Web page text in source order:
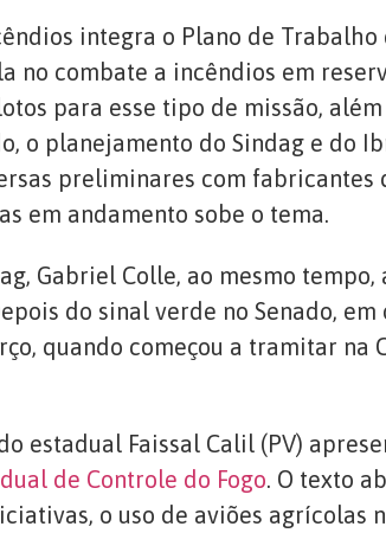
integra o Plano de
no combate a incêndios em
para esse tipo de missão,
o planejamento do Sindag e do
preliminares com
em andamento sobe o tema.
Gabriel Colle, ao mesmo
do sinal verde no Senado,
quando começou a tramitar na
estadual Faissal Calil (PV)
de Controle do Fogo. O texto
o uso de aviões agrícolas